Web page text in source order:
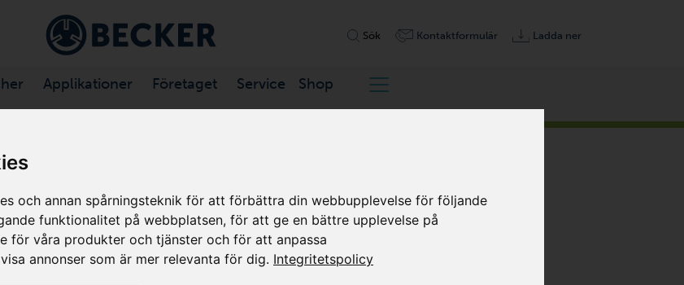
och annan spårningsteknik för att förbättra din webbupplevelse för följande
funktionalitet på webbplatsen, för att ge en bättre upplevelse på
för våra produkter och tjänster och för att anpassa
annonser som är mer relevanta för dig. Integritetspolicy
Sök Kontaktformulär Ladda ner
Applikationer Företaget Service Shop